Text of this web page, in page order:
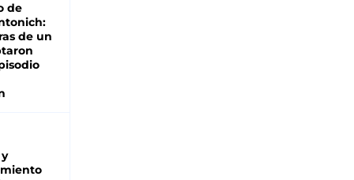
de
de un